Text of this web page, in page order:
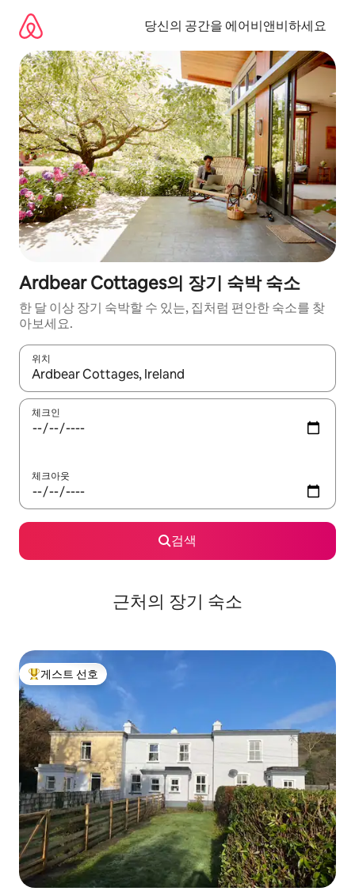
당신의 공간을 에어비앤비하세요
Ardbear Cottages의 장기 숙박 숙소
한 달 이상 장기 숙박할 수 있는, 집처럼 편안한 숙소를 찾
아보세요.
위치
결과가 나오면 위·아래 화살표 키를 사용하거나 터치 또는 스와이
체크인
체크아웃
검색
근처의 장기 숙소
상위 게스트 선호
게스트 선호